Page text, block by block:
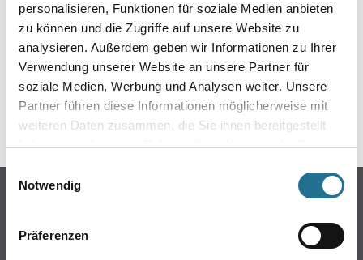
personalisieren, Funktionen für soziale Medien anbieten
zu können und die Zugriffe auf unsere Website zu
analysieren. Außerdem geben wir Informationen zu Ihrer
Verwendung unserer Website an unsere Partner für
soziale Medien, Werbung und Analysen weiter. Unsere
Partner führen diese Informationen möglicherweise mit
weiteren Daten zusammen, die Sie ihnen bereitgestellt
haben oder die sie im Rahmen Ihrer Nutzung der Dienste
Einwilligungsauswahl
Notwendig
Präferenzen
Keine Sorge, wir pinseln schon an der Lösung und
werden das Problem so schnell wie möglich beheben.
Erkunden Sie in der Zwischenzeit unseren Online-Shop
und lassen Sie sich inspirieren.
ZURÜCK ZUM ONLINE-SHOP
Online-Shop